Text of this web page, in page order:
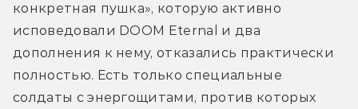
конкретная пушка», которую активно
исповедовали DOOM Eternal и два
дополнения к нему, отказались практически
полностью. Есть только специальные
солдаты с энергощитами, против которых